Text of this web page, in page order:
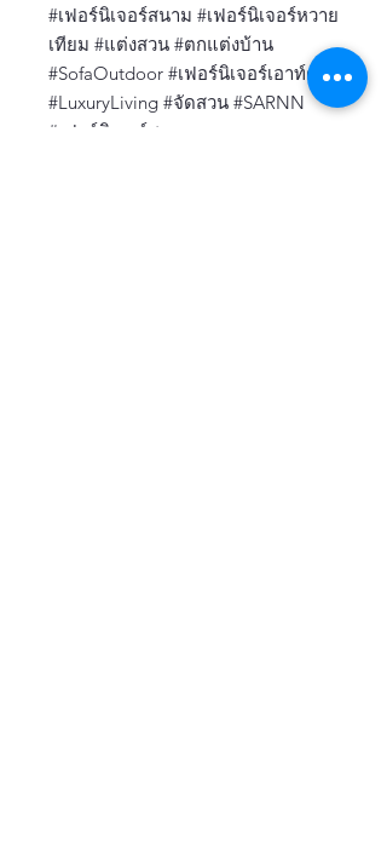
#เฟอร์นิเจอร์สนาม #เฟอร์นิเจอร์หวาย
เทียม #แต่งสวน #ตกแต่งบ้าน
#SofaOutdoor #เฟอร์นิเจอร์เอาท์ดอร์
#LuxuryLiving #จัดสวน #SARNN
#เฟอร์นิเจอร์สวยๆ